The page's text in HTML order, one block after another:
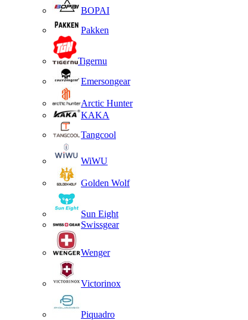
BOPAI
Pakken
Tigernu
Emersongear
Arctic Hunter
KAKA
Tangcool
WiWU
Golden Wolf
Sun Eight
Swissgear
Wenger
Victorinox
Piquadro